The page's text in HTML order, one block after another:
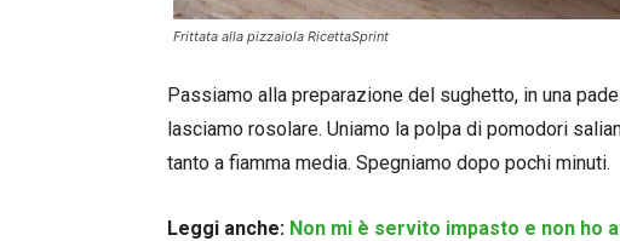
Frittata alla pizzaiola RicettaSprint
Passiamo alla preparazione del sughetto, in una
lasciamo rosolare. Uniamo la polpa di pomodori
tanto a fiamma media. Spegniamo dopo pochi minuti.
Leggi anche: Non mi è servito impasto e non ho